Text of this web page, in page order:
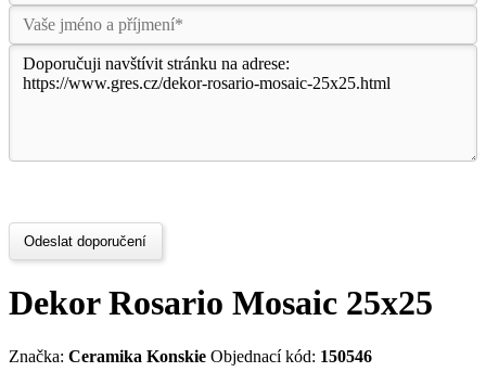
Odeslat doporučení
Dekor Rosario Mosaic 25x25
Značka: Ceramika Konskie Objednací kód: 150546